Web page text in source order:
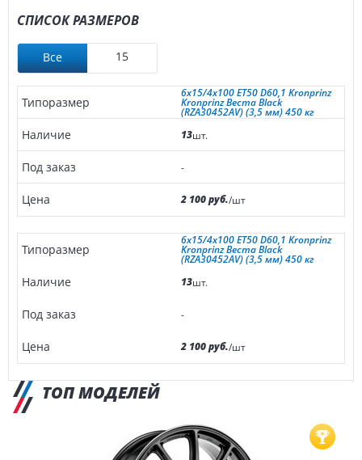
СПИСОК РАЗМЕРОВ
Все 15
6x15/4x100 ET50 D60,1 Kronprinz
Kronprinz Веста Black
(RZA30452AV) (3,5 мм) 450 кг
13шт.
-
2 100 руб./шт
6x15/4x100 ET50 D60,1 Kronprinz
Kronprinz Веста Black
(RZA30452AV) (3,5 мм) 450 кг
13шт.
-
2 100 руб./шт
ТОП МОДЕЛЕЙ